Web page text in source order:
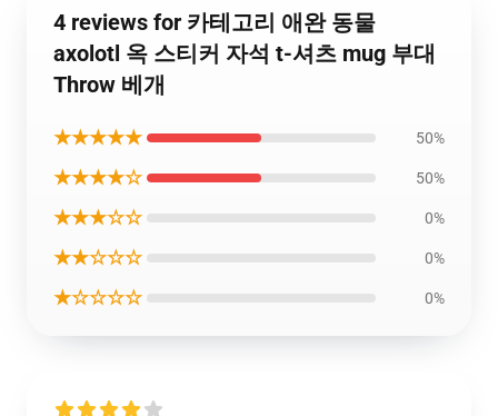
4 reviews for 카테고리 애완 동물
axolotl 옥 스티커 자석 t-셔츠 mug 부대
Throw 베개
★★★★★ 50%
★★★★☆ 50%
★★★☆☆ 0%
★★☆☆☆ 0%
★☆☆☆☆ 0%